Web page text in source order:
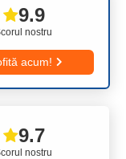
nostru
9.9
acum!
nostru
9.7